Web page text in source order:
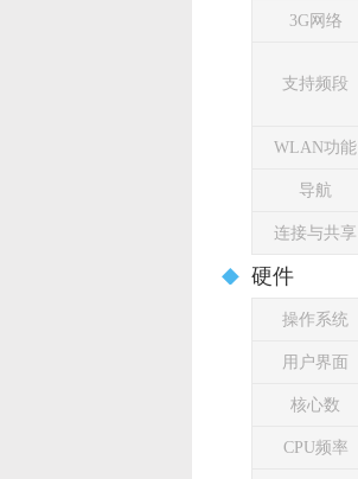
3G网络
支持频段
WLAN功能
导航
连接与共享
硬件
操作系统
用户界面
核心数
CPU频率